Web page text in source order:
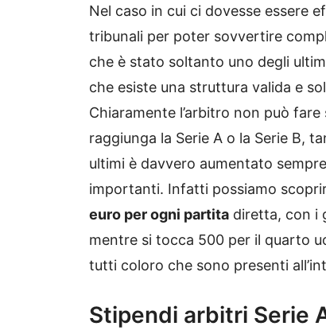
Nel caso in cui ci dovesse essere
tribunali per poter sovvertire
che è stato soltanto uno degli
che esiste una struttura valida e
Chiaramente l’arbitro non può
raggiunga la Serie A o la Serie B,
ultimi è davvero aumentato
importanti. Infatti possiamo
euro per ogni partita diretta, con i
mentre si tocca 500 per il quarto
tutti coloro che sono presenti
Stipendi arbitri Serie